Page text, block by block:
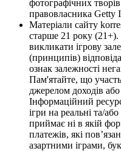
фотографічних творів
правовласника Getty
Матеріали сайту
старше 21 року (21+).
викликати ігрову
(принципів)
ознак залежності
Пам'ятайте, що
джерелом доходів
Інформаційний
ігри на реальні та/
приймає ні в якій
платежів, які
азартними іграми,